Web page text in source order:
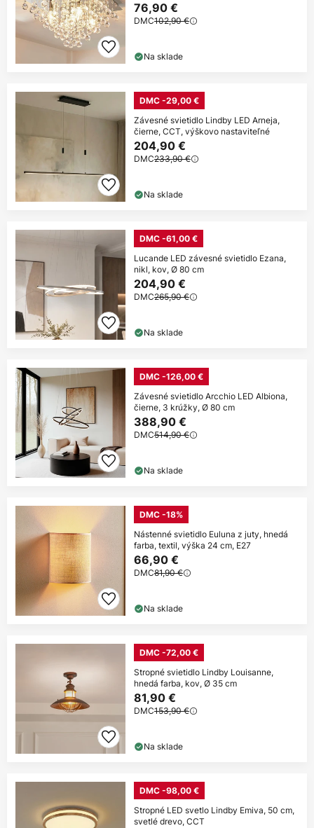
76,90 €
DMC102,90 €
Na sklade
DMC -29,00 €
Závesné svietidlo Lindby LED Arneja,
čierne, CCT, výškovo nastaviteľné
204,90 €
DMC233,90 €
Na sklade
DMC -61,00 €
Lucande LED závesné svietidlo Ezana,
nikl, kov, Ø 80 cm
204,90 €
DMC265,90 €
Na sklade
DMC -126,00 €
Závesné svietidlo Arcchio LED Albiona,
čierne, 3 krúžky, Ø 80 cm
388,90 €
DMC514,90 €
Na sklade
DMC -18%
Nástenné svietidlo Euluna z juty, hnedá
farba, textil, výška 24 cm, E27
66,90 €
DMC81,90 €
Na sklade
DMC -72,00 €
Stropné svietidlo Lindby Louisanne,
hnedá farba, kov, Ø 35 cm
81,90 €
DMC153,90 €
Na sklade
DMC -98,00 €
Stropné LED svetlo Lindby Emiva, 50 cm,
svetlé drevo, CCT